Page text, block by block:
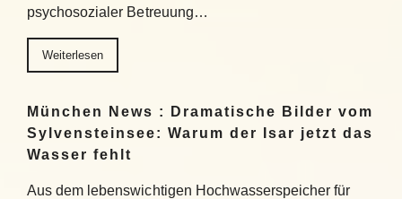
psychosozialer Betreuung…
Weiterlesen
München News : Dramatische Bilder vom
Sylvensteinsee: Warum der Isar jetzt das
Wasser fehlt
Aus dem lebenswichtigen Hochwasserspeicher für